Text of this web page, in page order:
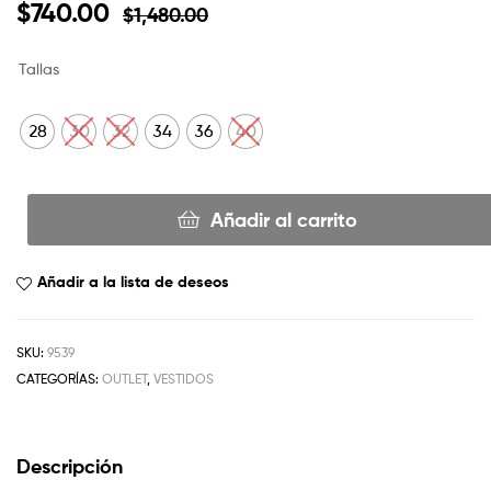
$1,480.00
$740.00
Tallas
28 30 32 34 36 40
Añadir al carrito
Añadir a la lista de deseos
SKU: 9539
CATEGORÍAS: OUTLET, VESTIDOS
Descripción